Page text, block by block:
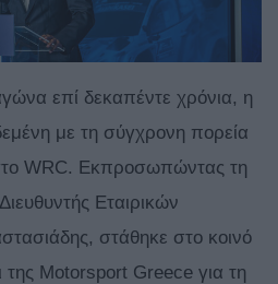
επί δεκαπέντε χρόνια, η
με τη σύγχρονη πορεία
WRC. Εκπροσωπώντας τη
Εταιρικών
στάθηκε στο κοινό
της Motorsport Greece για τη